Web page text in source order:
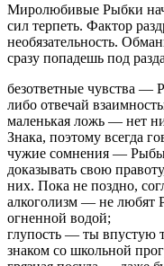
Миролюбивые Рыбки
сил терпеть. Фактор
необязательность.
сразу попадешь под
безответные чувства —
либо отвечай
маленькая ложь — нет
Знака, поэтому всегда
чужие сомнения — Рыбы
доказывать свою
них. Пока не поздно,
алкоголизм — не любят
огненной водой;
глупость — ты впустую
знаком со школьной